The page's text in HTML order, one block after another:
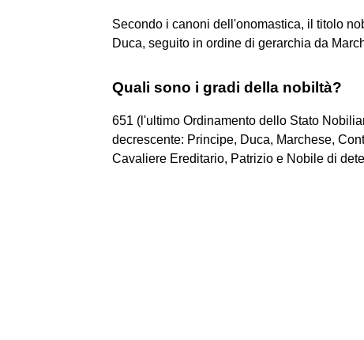
Secondo i canoni dell'onomastica, il titolo
Duca, seguito in ordine di gerarchia da
Quali sono i gradi della nobiltà?
651 (l'ultimo Ordinamento dello Stato
decrescente: Principe, Duca, Marchese,
Cavaliere Ereditario, Patrizio e Nobile di